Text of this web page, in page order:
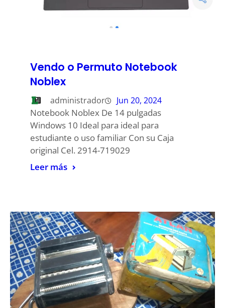
Vendo o Permuto Notebook
Noblex
administrador Jun 20, 2024
Notebook Noblex De 14 pulgadas
Windows 10 Ideal para ideal para
estudiante o uso familiar Con su Caja
original Cel. 2914-719029
Leer más